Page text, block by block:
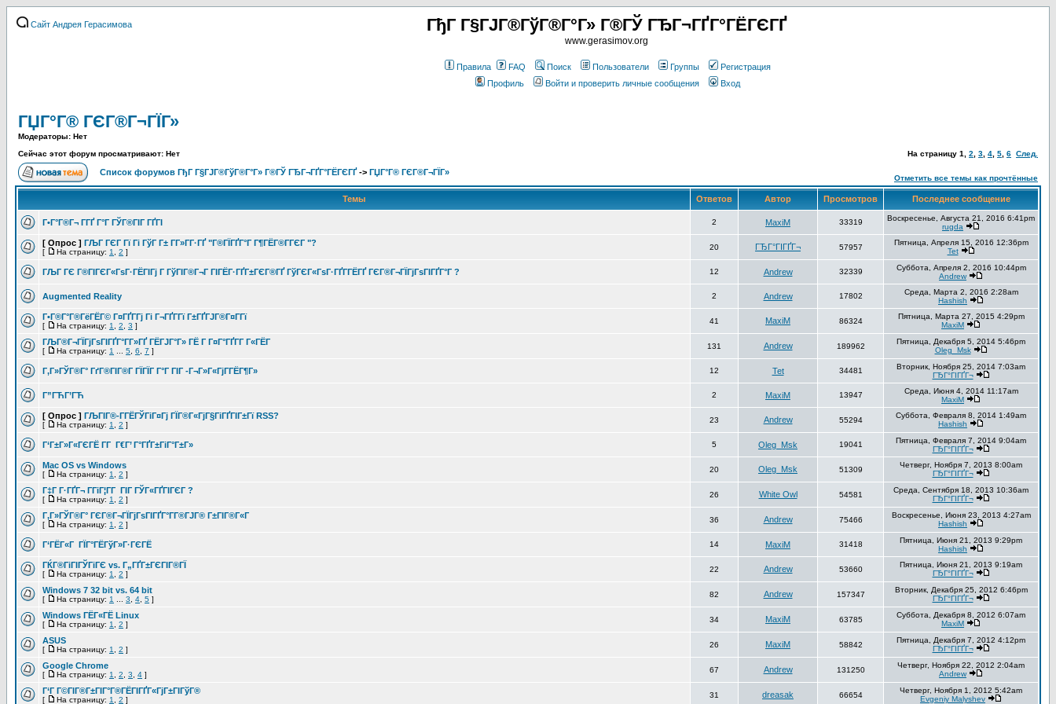
Сайт Андрея Герасимова ГђГ Г§ГЈГ®ГўГ®Г°Г» Г®ГЎ ГЂГ¬ГҐГ°ГЁГЄГҐ
www.gerasimov.org
Правила FAQ Поиск Пользователи Группы
Регистрация
Профиль
Войти и проверить личные сообщения Вход
ГЏГ°Г® ГЄГ®Г¬ГЇГ»
Модераторы: Нет
Сейчас этот форум просматривают: Нет
На страницу 1 2 3 4 5 6 След.
Список форумов ГђГ Г§ГЈГ®ГўГ®Г°Г» Г®ГЎ ГЂГ¬ГҐГ°ГЁГЄГҐ-> ГЏГ°Г® ГЄГ®Г¬ГЇГ»
Отметить все темы как прочтённые
Темы Ответов Автор Просмотров Последнее сообщение
Г•Г°Г®Г¬ Г­ГҐ Г°Г ГЎГ®ГІГ ГҐГІ 2 MaxiM 33319
Воскресенье, Августа 21, 2016 6:41pm
rugda
[ Опрос ] ГЉГ ГЄГ Гї Гі ГўГ Г± Г­Г»Г­Г·ГҐ "Г®ГЇГҐГ°Г Г¶ГЁГ®Г­ГЄГ "?
[ На страницу: 1 2 ]
20 ГЂГ°ГІГҐГ¬ 57957
Пятница, Апреля 15, 2016 12:36pm
Tet
ГЉГ ГЄ Г®ГІГЄГ«ГѕГ·ГЁГІГј Г ГўГІГ®Г¬Г ГІГЁГ·ГҐГ±ГЄГ®ГҐ ГўГЄГ«ГѕГ·ГҐГ­ГЁГҐ ГЄГ®Г¬ГЇГјГѕГІГҐГ°Г ? 12 Andrew 32339
Суббота, Апреля 2, 2016 10:44pm
Andrew
Augmented Reality 2 Andrew 17802
Среда, Марта 2, 2016 2:28am
Hashish
Г•Г®Г°Г®ГёГЁГ© Г¤ГҐГ­Гј Гі Г¬ГҐГ­Гї Г±ГҐГЈГ®Г¤Г­Гї
[ На страницу: 1 2 3 ]
41 MaxiM 86324
Пятница, Марта 27, 2015 4:29pm
MaxiM
ГЉГ®Г¬ГЇГјГѕГІГҐГ°Г­Г»ГҐ ГЁГЈГ°Г» ГЁ Г Г¤Г°ГҐГ­Г Г«ГЁГ­
[ На страницу: 1 5 6 7 ]
131 Andrew 189962
Пятница, Декабря 5, 2014 5:46pm
Oleg_Msk
Г‚Г»ГЎГ®Г° ГґГ®ГІГ®Г ГЇГЇГ Г°Г ГІГ -Г¬Г»Г«ГјГ­ГЁГ¶Г» 12 Tet 34481
Вторник, Ноября 25, 2014 7:03am
ГЂГ°ГІГҐГ¬
Г”ГЋГ’ГЋ 2 MaxiM 13947
Среда, Июня 4, 2014 11:17am
MaxiM
[ Опрос ] ГЉГІГ®-Г­ГЁГЎГіГ¤Гј ГЇГ®Г«ГјГ§ГіГҐГІГ±Гї RSS?
[ На страницу: 1 2 ]
23 Andrew 55294
Суббота, Февраля 8, 2014 1:49am
Hashish
Г‘Г±Г»Г«ГЄГЁ Г­Г Г€Г’ Г°ГҐГ±ГіГ°Г±Г» 5 Oleg_Msk 19041
Пятница, Февраля 7, 2014 9:04am
ГЂГ°ГІГҐГ¬
Mac OS vs Windows
[ На страницу: 1 2 ]
20 Oleg_Msk 51309
Четверг, Ноября 7, 2013 8:00am
ГЂГ°ГІГҐГ¬
Г‡Г Г·ГҐГ¬ Г­ГіГ¦Г­Г ГІГ ГЎГ«ГҐГІГЄГ ?
[ На страницу: 1 2 ]
26 White Owl 54581
Среда, Сентября 18, 2013 10:36am
ГЂГ°ГІГҐГ¬
Г‚Г»ГЎГ®Г° ГЄГ®Г¬ГЇГјГѕГІГҐГ°Г­Г®ГЈГ® Г±ГІГ®Г«Г
[ На страницу: 1 2 ]
36 Andrew 75466
Воскресенье, Июня 23, 2013 4:27am
Hashish
Г‘ГЁГ«Г ГЇГ°ГЁГўГ»Г·ГЄГЁ 14 MaxiM 31418
Пятница, Июня 21, 2013 9:29pm
Hashish
ГЌГ®ГіГІГЎГіГЄ vs. Г„ГҐГ±ГЄГІГ®ГЇ
[ На страницу: 1 2 ]
22 Andrew 53660
Пятница, Июня 21, 2013 9:19am
ГЂГ°ГІГҐГ¬
Windows 7 32 bit vs. 64 bit
[ На страницу: 1 3 4 5 ]
82 Andrew 157347
Вторник, Декабря 25, 2012 6:46pm
ГЂГ°ГІГҐГ¬
Windows ГЁГ«ГЁ Linux
[ На страницу: 1 2 ]
34 MaxiM 63785
Суббота, Декабря 8, 2012 6:07am
MaxiM
ASUS
[ На страницу: 1 2 ]
26 MaxiM 58842
Пятница, Декабря 7, 2012 4:12pm
ГЂГ°ГІГҐГ¬
Google Chrome
[ На страницу: 1 2 3 4 ]
67 Andrew 131250
Четверг, Ноября 22, 2012 2:04am
Andrew
Г‘Г Г©ГІГ®Г±ГІГ°Г®ГЁГІГҐГ«ГјГ±ГІГўГ®
[ На страницу: 1 2 ]
31 dreasak 66654
Четверг, Ноября 1, 2012 5:42am
Evgeniy Malyshev